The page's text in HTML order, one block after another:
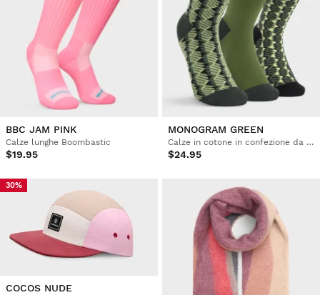
BBC JAM PINK
Calze lunghe Boombastic
$19.95
MONOGRAM GREEN
Calze in cotone in confezione da 3 paia
$24.95
30%
COCOS NUDE